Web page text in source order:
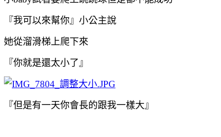
『我可以來幫你』小公主說
她從溜滑梯上爬下來
『你就是還太小了』
『但是有一天你會長的跟我一樣大』